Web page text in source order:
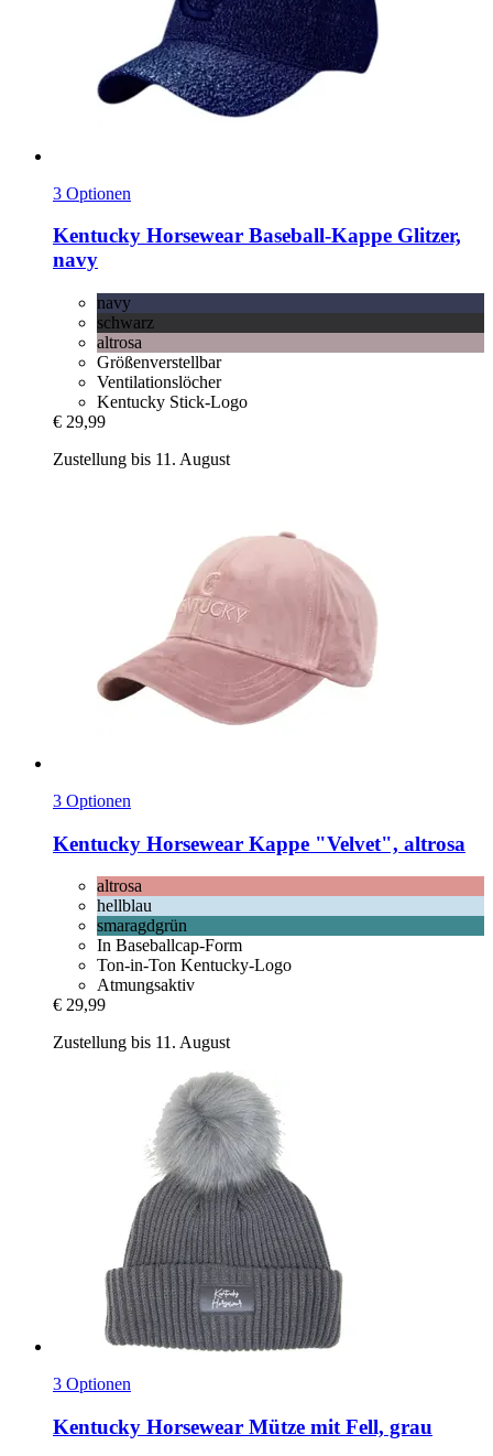
3 Optionen
Kentucky Horsewear Baseball-​Kappe Glitzer,
navy
navy
schwarz
altrosa
Größenverstellbar
Ventilationslöcher
Kentucky Stick-Logo
€ 29,99
Zustellung bis 11. August
3 Optionen
Kentucky Horsewear Kappe "Velvet", altrosa
altrosa
hellblau
smaragdgrün
In Baseballcap-Form
Ton-in-Ton Kentucky-Logo
Atmungsaktiv
€ 29,99
Zustellung bis 11. August
3 Optionen
Kentucky Horsewear Mütze mit Fell, grau